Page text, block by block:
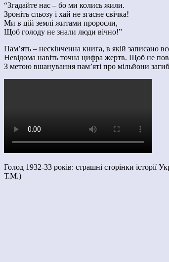
“Згадайте нас – бо ми колись жили.
Зроніть сльозу і хай не згасне свічка!
Ми в цій землі житами проросли,
Щоб голоду не знали люди вічно!”
Пам’ять – нескінченна книга, в якій записано
Невідома навіть точна цифра жертв. Щоб не
З метою вшанування пам’яті про мільйони
Голод 1932-33 років: страшні сторінки історії
Т.М.)